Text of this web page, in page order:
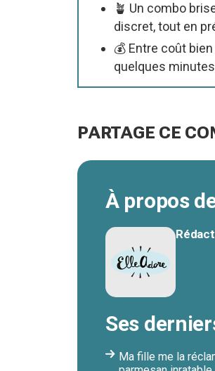
🪴 Un combo
discret, tout en
💰 Entre coût
quelques
PARTAGE CE
À propos
Ses
Ma fille me la